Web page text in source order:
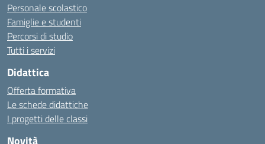
Personale scolastico
Famiglie e studenti
Percorsi di studio
Tutti i servizi
Didattica
Offerta formativa
Le schede didattiche
I progetti delle classi
Novità